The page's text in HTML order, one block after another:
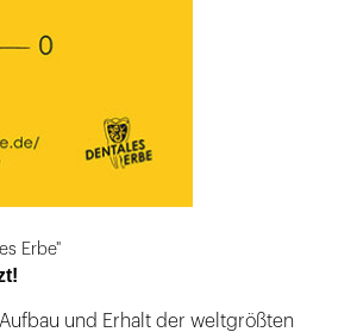
Erbe"
und Erhalt der weltgrößten